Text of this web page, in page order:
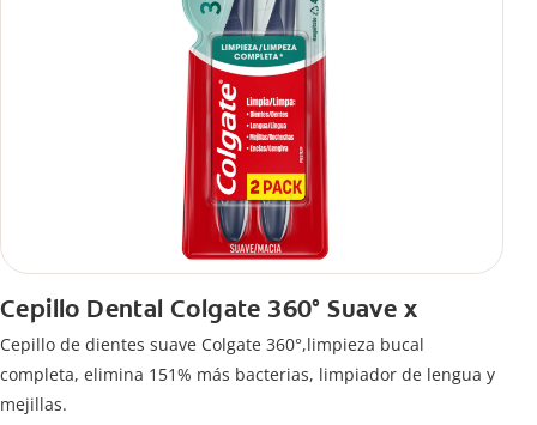
Cepillo Dental Colgate 360° Suave x
Cepillo de dientes suave Colgate 360°,limpieza bucal
completa, elimina 151% más bacterias, limpiador de lengua y
mejillas.